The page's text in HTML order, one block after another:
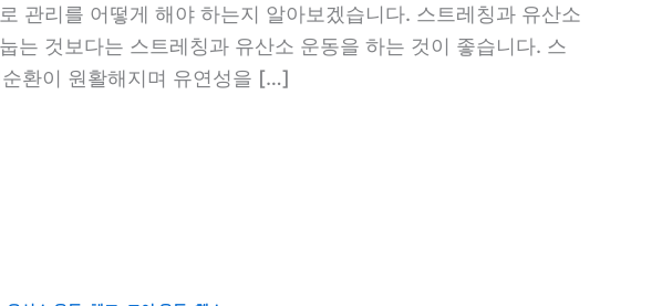
관리를 어떻게 해야 하는지 알아보겠습니다. 스트레칭과 유산소
는 것보다는 스트레칭과 유산소 운동을 하는 것이 좋습니다. 스
환이 원활해지며 유연성을 […]